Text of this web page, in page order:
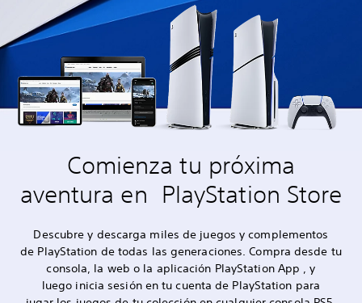
Comienza tu próxima
aventura en PlayStation Store
Descubre y descarga miles de juegos y complementos
de PlayStation de todas las generaciones. Compra desde tu
consola, la web o la aplicación PlayStation App , y
luego inicia sesión en tu cuenta de PlayStation para